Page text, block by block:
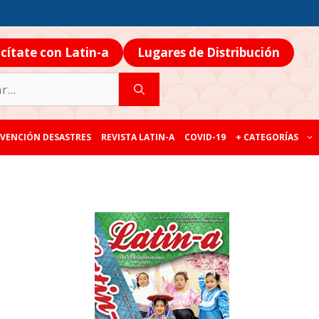
con Latin-a Lugares de Distribución
DESASTRES REVISTA LATIN-A COVID-19 + CATEGORÍAS